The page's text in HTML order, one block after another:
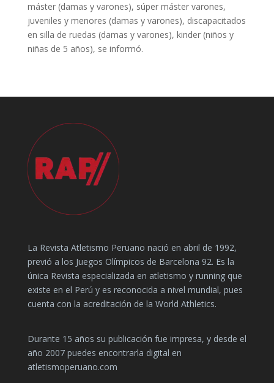
máster (damas y varones), súper máster varones,
juveniles y menores (damas y varones), discapacitados
en silla de ruedas (damas y varones), kinder (niños y
niñas de 5 años), se informó.
La Revista Atletismo Peruano nació en abril de 1992,
previó a los Juegos Olímpicos de Barcelona 92. Es la
única Revista especializada en atletismo y running que
existe en el Perú y es reconocida a nivel mundial, pues
cuenta con la acreditación de la World Athletics.
Durante 15 años su publicación fue impresa, y desde el
año 2007 puedes encontrarla digital en
atletismoperuano.com